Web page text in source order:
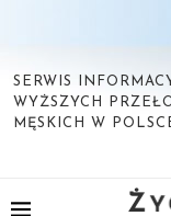
SERWIS
WYŻSZYCH
MĘSKICH W